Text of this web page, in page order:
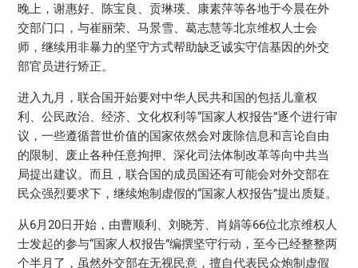
晚上，谢惠好、陈宝良、贡琳瑛、康素萍等各地于今晨在外
交部门口，与崔丽荣、马景雪、葛志慧等北京维权人士会
师，继续用非暴力的坚守方式帮助缺乏诚实守信基因的外交
部官员进行矫正。
进入九月，联合国开始要对中华人民共和国的包括儿童权
利、公民政治、经济、文化权利等“国家人权报告”逐个进行审
议，一些遵循普世价值的国家依然会对废除信息和言论自由
的限制、废止各种任意拘押、深化司法体制改革等向中共当
局提出建议。而且，联合国的成员国还有可能会对外交部在
民众强烈要求下，继续炮制虚假的“国家人权报告”提出质疑。
从6月20日开始，由曹顺利、刘晓芳、肖娟等66位北京维权人
士发起的参与“国家人权报告”编撰坚守行动，至今已经整整两
个半月了，虽然外交部在无视民意，擅自代表民众炮制虚假